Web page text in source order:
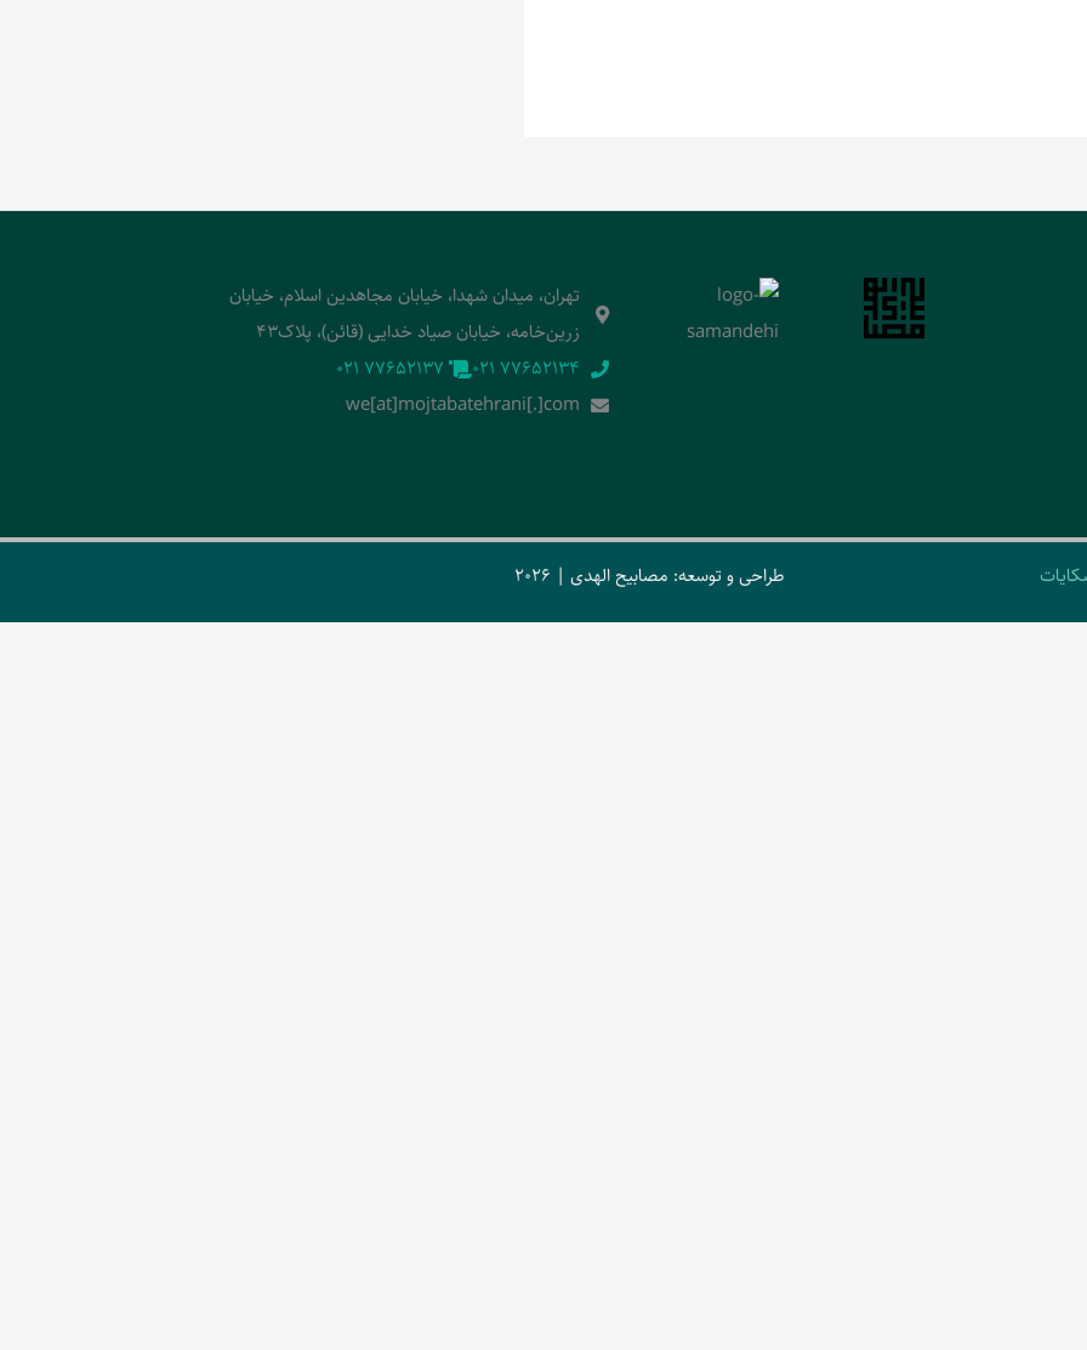
تهران، میدان شهدا، خیابان مجاهدین اسلام، خیابان
زرین‌خامه، خیابان صیاد خدایی (قائن)، پلاک43
‭021 77652134‬
‭021 77652137‬
we[at]mojtabatehrani[.]com
طراحی و توسعه: مصابیح الهدی | 2026